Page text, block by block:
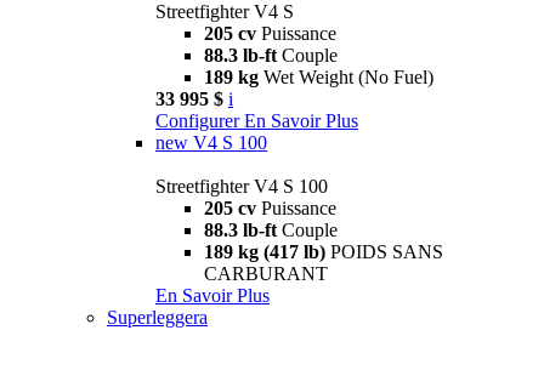
Streetfighter V4 S
205 cv Puissance
88.3 lb-ft Couple
189 kg Wet Weight (No Fuel)
33 995 $ i
Configurer En Savoir Plus
new V4 S 100
Streetfighter V4 S 100
205 cv Puissance
88.3 lb-ft Couple
189 kg (417 lb) POIDS SANS
CARBURANT
En Savoir Plus
Superleggera